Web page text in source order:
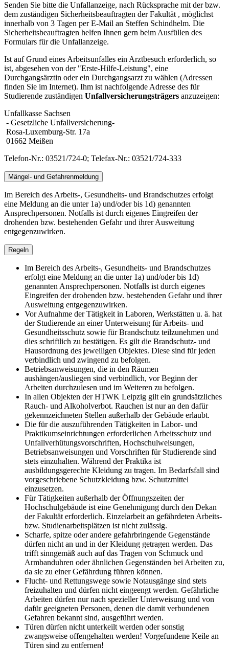
Senden Sie bitte die Unfallanzeige, nach Rücksprache mit der bzw.
dem zuständigen Sicherheitsbeauftragten der Fakultät , möglichst
innerhalb von 3 Tagen per E-Mail an Steffen Schindhelm. Die
Sicherheitsbeauftragten helfen Ihnen gern beim Ausfüllen des
Formulars für die Unfallanzeige.
Ist auf Grund eines Arbeitsunfalles ein Arztbesuch erforderlich, so
ist, abgesehen von der "Erste-Hilfe-Leistung", eine
Durchgangsärztin oder ein Durchgangsarzt zu wählen (Adressen
finden Sie im Internet). Ihm ist nachfolgende Adresse des für
Studierende zuständigen Unfallversicherungsträgers anzuzeigen:
Unfallkasse Sachsen
- Gesetzliche Unfallversicherung-
Rosa-Luxemburg-Str. 17a
01662 Meißen
Telefon-Nr.: 03521/724-0; Telefax-Nr.: 03521/724-333
Mängel- und Gefahrenmeldung
Im Bereich des Arbeits-, Gesundheits- und Brandschutzes erfolgt
eine Meldung an die unter 1a) und/oder bis 1d) genannten
Ansprechpersonen. Notfalls ist durch eigenes Eingreifen der
drohenden bzw. bestehenden Gefahr und ihrer Ausweitung
entgegenzuwirken.
Regeln
Im Bereich des Arbeits-, Gesundheits- und Brandschutzes
erfolgt eine Meldung an die unter 1a) und/oder bis 1d)
genannten Ansprechpersonen. Notfalls ist durch eigenes
Eingreifen der drohenden bzw. bestehenden Gefahr und ihrer
Ausweitung entgegenzuwirken.
Vor Aufnahme der Tätigkeit in Laboren, Werkstätten u. ä. hat
der Studierende an einer Unterweisung für Arbeits- und
Gesundheitsschutz sowie für Brandschutz teilzunehmen und
dies schriftlich zu bestätigen. Es gilt die Brandschutz- und
Hausordnung des jeweiligen Objektes. Diese sind für jeden
verbindlich und zwingend zu befolgen.
Betriebsanweisungen, die in den Räumen
aushängen/ausliegen sind verbindlich, vor Beginn der
Arbeiten durchzulesen und im Weiteren zu befolgen.
In allen Objekten der HTWK Leipzig gilt ein grundsätzliches
Rauch- und Alkoholverbot. Rauchen ist nur an den dafür
gekennzeichneten Stellen außerhalb der Gebäude erlaubt.
Die für die auszuführenden Tätigkeiten in Labor- und
Praktikumseinrichtungen erforderlichen Arbeitsschutz und
Unfallverhütungsvorschriften, Hochschulweisungen,
Betriebsanweisungen und Vorschriften für Studierende sind
stets einzuhalten. Während der Praktika ist
ausbildungsgerechte Kleidung zu tragen. Im Bedarfsfall sind
vorgeschriebene Schutzkleidung bzw. Schutzmittel
einzusetzen.
Für Tätigkeiten außerhalb der Öffnungszeiten der
Hochschulgebäude ist eine Genehmigung durch den Dekan
der Fakultät erforderlich. Einzelarbeit an gefährdeten Arbeits-
bzw. Studienarbeitsplätzen ist nicht zulässig.
Scharfe, spitze oder andere gefahrbringende Gegenstände
dürfen nicht an und in der Kleidung getragen werden. Das
trifft sinngemäß auch auf das Tragen von Schmuck und
Armbanduhren oder ähnlichen Gegenständen bei Arbeiten zu,
da sie zu einer Gefährdung führen können.
Flucht- und Rettungswege sowie Notausgänge sind stets
freizuhalten und dürfen nicht eingeengt werden. Gefährliche
Arbeiten dürfen nur nach spezieller Unterweisung und von
dafür geeigneten Personen, denen die damit verbundenen
Gefahren bekannt sind, ausgeführt werden.
Türen dürfen nicht unterkeilt werden oder sonstig
zwangsweise offengehalten werden! Vorgefundene Keile an
Türen sind zu entfernen!